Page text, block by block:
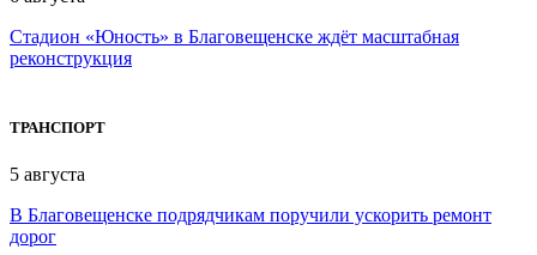
Стадион «Юность» в Благовещенске ждёт масштабная
реконструкция
ТРАНСПОРТ
5 августа
В Благовещенске подрядчикам поручили ускорить ремонт
дорог